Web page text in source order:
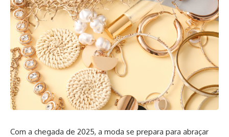
Com a chegada de 2025, a moda se prepara para abraçar